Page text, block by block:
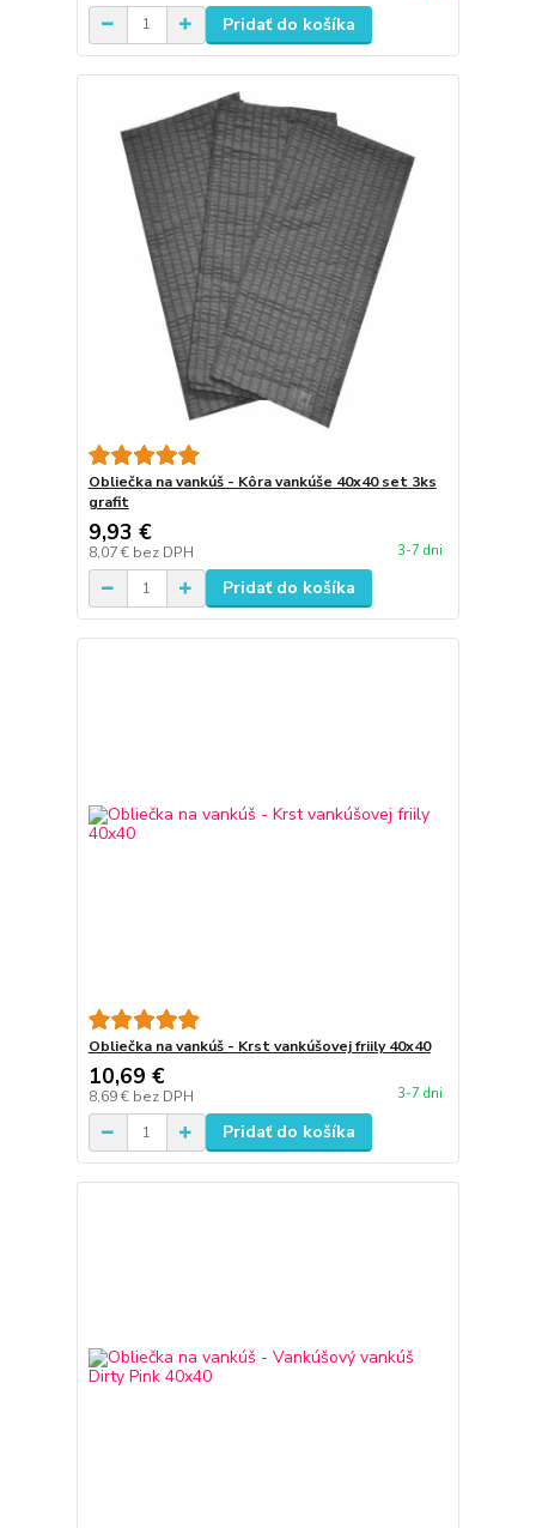
Pridať do košíka
Obliečka na vankúš - Kôra vankúše 40x40 set 3ks
grafit
9,93 €
8,07 € bez DPH 3-7 dni
Pridať do košíka
Obliečka na vankúš - Krst vankúšovej friily 40x40
10,69 €
8,69 € bez DPH 3-7 dni
Pridať do košíka